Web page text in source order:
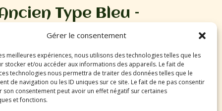
Gérer le consentement
meilleures expériences, nous utilisons des technologies telles que les
stocker et/ou accéder aux informations des appareils. Le fait de
technologies nous permettra de traiter des données telles que le
de navigation ou les ID uniques sur ce site. Le fait de ne pas consentir
son consentement peut avoir un effet négatif sur certaines
et fonctions.
Type Bleu –
d’avoir aménagé un espace sécurisé et
un panier, des jouets et une laisse